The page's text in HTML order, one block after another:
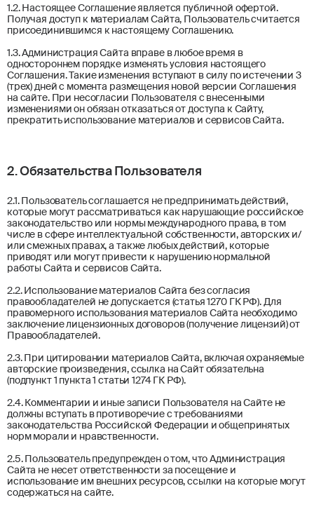
1.2. Настоящее Соглашение является публичной офертой.
Получая доступ к материалам Сайта, Пользователь считается
присоединившимся к настоящему Соглашению.
1.3. Администрация Сайта вправе в любое время в
одностороннем порядке изменять условия настоящего
Соглашения. Такие изменения вступают в силу по истечении 3
(трех) дней с момента размещения новой версии Соглашения
на сайте. При несогласии Пользователя с внесенными
изменениями он обязан отказаться от доступа к Сайту,
прекратить использование материалов и сервисов Сайта.
2. Обязательства Пользователя
2.1. Пользователь соглашается не предпринимать действий,
которые могут рассматриваться как нарушающие российское
законодательство или нормы международного права, в том
числе в сфере интеллектуальной собственности, авторских и/
или смежных правах, а также любых действий, которые
приводят или могут привести к нарушению нормальной
работы Сайта и сервисов Сайта.
2.2. Использование материалов Сайта без согласия
правообладателей не допускается (статья 1270 ГК РФ). Для
правомерного использования материалов Сайта необходимо
заключение лицензионных договоров (получение лицензий) от
Правообладателей.
2.3. При цитировании материалов Сайта, включая охраняемые
авторские произведения, ссылка на Сайт обязательна
(подпункт 1 пункта 1 статьи 1274 ГК РФ).
2.4. Комментарии и иные записи Пользователя на Сайте не
должны вступать в противоречие с требованиями
законодательства Российской Федерации и общепринятых
норм морали и нравственности.
2.5. Пользователь предупрежден о том, что Администрация
Сайта не несет ответственности за посещение и
использование им внешних ресурсов, ссылки на которые могут
содержаться на сайте.